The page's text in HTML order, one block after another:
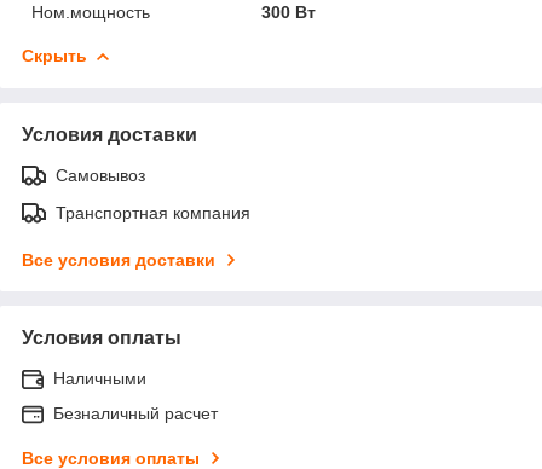
Ном.мощность
300 Вт
Скрыть
Условия доставки
Самовывоз
Транспортная компания
Все условия доставки
Условия оплаты
Наличными
Безналичный расчет
Все условия оплаты